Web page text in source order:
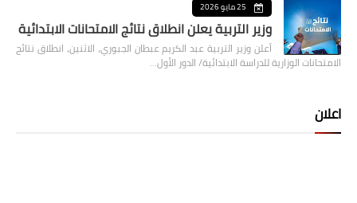
25 مايو 2026
وزير التربية يعلن انطلاق نتائج الامتحانات الابتدائية
أعلن وزير التربية عبد الكريم عبطان الجبوري، الاثنين، انطلاق نتائج
الامتحانات الوزارية للدراسة الابتدائية/ الدور الأول…
اعلان